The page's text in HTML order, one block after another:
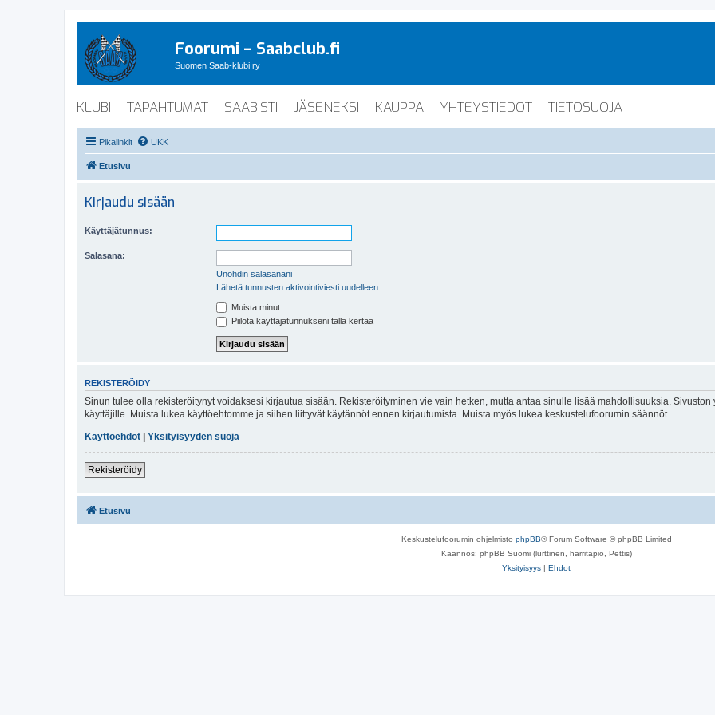
Foorumi – Saabclub.fi
Suomen Saab-klubi ry
KLUBI TAPAHTUMAT SAABISTI JÄSENEKSI KAUPPA YHTEYSTIEDOT TIETOSUOJA
Pikalinkit UKK
Etusivu
Kirjaudu sisään
Käyttäjätunnus:
Salasana:
Unohdin salasanani
Lähetä tunnusten aktivointiviesti uudelleen
Muista minut
Piilota käyttäjätunnukseni tällä kertaa
REKISTERÖIDY
Sinun tulee olla rekisteröitynyt voidaksesi kirjautua sisään. Rekisteröityminen vie vain hetken, mutta antaa sinulle lisää mahdollisuuksia.
käyttäjille. Muista lukea käyttöehtomme ja siihen liittyvät käytännöt ennen kirjautumista. Muista myös lukea keskustelufoorumin säännöt.
Käyttöehdot
Yksityisyyden suoja
Rekisteröidy
Etusivu
Keskustelufoorumin ohjelmisto phpBB® Forum Software © phpBB Limited
Käännös: phpBB Suomi (lurttinen, harritapio, Pettis)
Yksityisyys | Ehdot